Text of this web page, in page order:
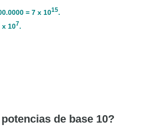
= 7 x 1015.
x 107.
de base 10?